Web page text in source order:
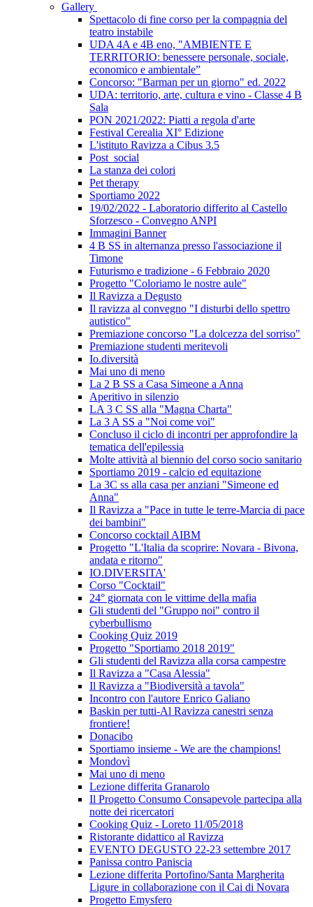
Gallery
Spettacolo di fine corso per la compagnia del
teatro instabile
UDA 4A e 4B eno, "AMBIENTE E
TERRITORIO: benessere personale, sociale,
economico e ambientale”
Concorso: "Barman per un giorno" ed. 2022
UDA: territorio, arte, cultura e vino - Classe 4 B
Sala
PON 2021/2022: Piatti a regola d'arte
Festival Cerealia XI° Edizione
L'istituto Ravizza a Cibus 3.5
Post_social
La stanza dei colori
Pet therapy
Sportiamo 2022
19/02/2022 - Laboratorio differito al Castello
Sforzesco - Convegno ANPI
Immagini Banner
4 B SS in alternanza presso l'associazione il
Timone
Futurismo e tradizione - 6 Febbraio 2020
Progetto "Coloriamo le nostre aule"
Il Ravizza a Degusto
Il ravizza al convegno "I disturbi dello spettro
autistico"
Premiazione concorso "La dolcezza del sorriso"
Premiazione studenti meritevoli
Io.diversità
Mai uno di meno
La 2 B SS a Casa Simeone a Anna
Aperitivo in silenzio
LA 3 C SS alla "Magna Charta"
La 3 A SS a "Noi come voi"
Concluso il ciclo di incontri per approfondire la
tematica dell'epilessia
Molte attività al biennio del corso socio sanitario
Sportiamo 2019 - calcio ed equitazione
La 3C ss alla casa per anziani "Simeone ed
Anna"
Il Ravizza a "Pace in tutte le terre-Marcia di pace
dei bambini"
Concorso cocktail AIBM
Progetto "L'Italia da scoprire: Novara - Bivona,
andata e ritorno"
IO.DIVERSITA'
Corso "Cocktail"
24° giornata con le vittime della mafia
Gli studenti del "Gruppo noi" contro il
cyberbullismo
Cooking Quiz 2019
Progetto "Sportiamo 2018 2019"
Gli studenti del Ravizza alla corsa campestre
Il Ravizza a "Casa Alessia"
Il Ravizza a "Biodiversità a tavola"
Incontro con l'autore Enrico Galiano
Baskin per tutti-Al Ravizza canestri senza
frontiere!
Donacibo
Sportiamo insieme - We are the champions!
Mondovì
Mai uno di meno
Lezione differita Granarolo
Il Progetto Consumo Consapevole partecipa alla
notte dei ricercatori
Cooking Quiz - Loreto 11/05/2018
Ristorante didattico al Ravizza
EVENTO DEGUSTO 22-23 settembre 2017
Panissa contro Paniscia
Lezione differita Portofino/Santa Margherita
Ligure in collaborazione con il Cai di Novara
Progetto Emysfero